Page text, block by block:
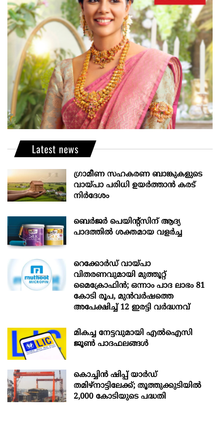
Latest news
ഗ്രാമീണ സഹകരണ ബാങ്കുകളുടെ
വായ്പാ പരിധി ഉയർത്താൻ കരട്
നിർദേശം
ബെർജർ പെയിന്റ്സിന് ആദ്യ
പാദത്തിൽ ശക്തമായ വളർച്ച
റെക്കോർഡ് വായ്പാ
വിതരണവുമായി മുത്തൂറ്റ്
മൈക്രോഫിൻ; ഒന്നാം പാദ ലാഭം 81
കോടി രൂപ, മുൻവർഷത്തെ
അപേക്ഷിച്ച് 12 ഇരട്ടി വർദ്ധനവ്
മികച്ച നേട്ടവുമായി എൽഐസി
ജൂൺ പാദഫലങ്ങൾ
കൊച്ചിന്‍ ഷിപ്പ് യാർഡ്
തമിഴ്നാട്ടിലേക്ക്; തൂത്തുക്കുടിയിൽ
2,000 കോടിയുടെ പദ്ധതി